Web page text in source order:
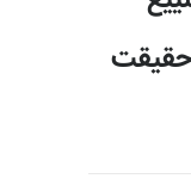
حقیقت